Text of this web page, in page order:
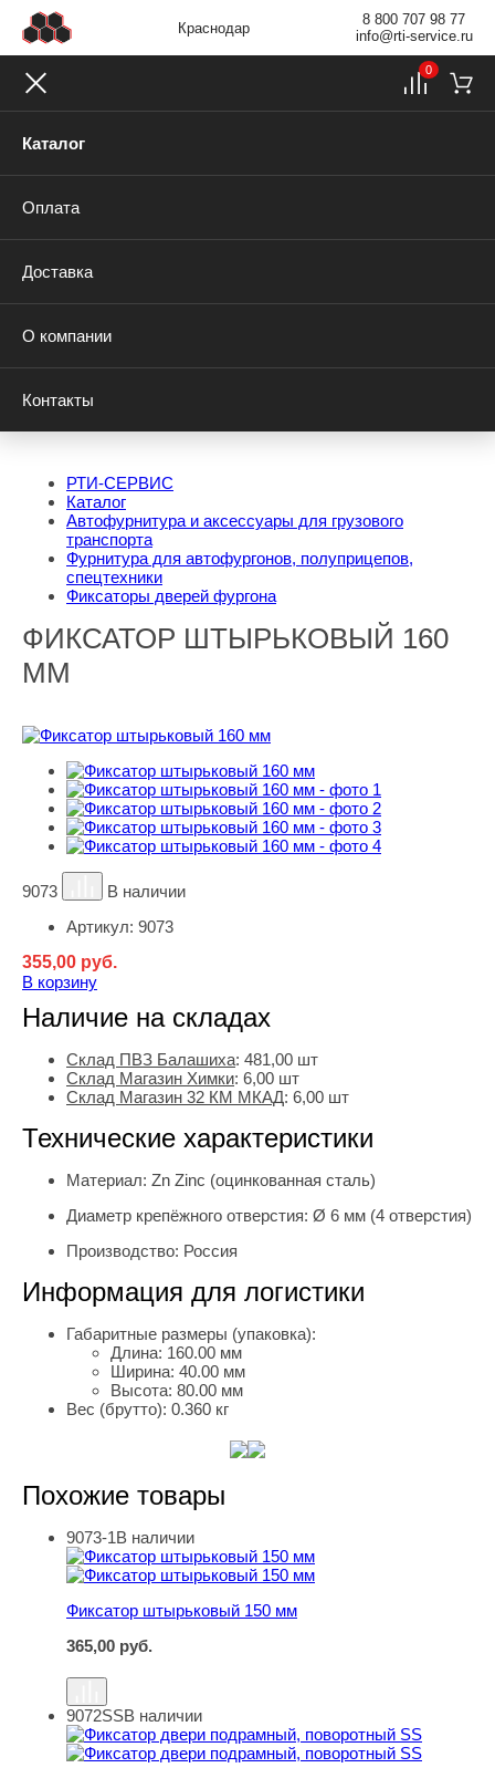
Краснодар
8 800 707 98 77
info@rti-service.ru
Каталог
Оплата
Доставка
О компании
Контакты
0
РТИ-СЕРВИС
Каталог
Автофурнитура и аксессуары для грузового
транспорта
Фурнитура для автофургонов, полуприцепов,
спецтехники
Фиксаторы дверей фургона
ФИКСАТОР ШТЫРЬКОВЫЙ 160
ММ
9073
В наличии
Артикул: 9073
355,00 руб.
В корзину
Наличие на складах
Склад ПВЗ Балашиха: 481,00 шт
Склад Магазин Химки: 6,00 шт
Склад Магазин 32 КМ МКАД: 6,00 шт
Технические характеристики
Материал: Zn Zinc (оцинкованная сталь)
Диаметр крепёжного отверстия: Ø 6 мм (4 отверстия)
Производство: Россия
Информация для логистики
Габаритные размеры (упаковка):
Длина: 160.00 мм
Ширина: 40.00 мм
Высота: 80.00 мм
Вес (брутто): 0.360 кг
Похожие товары
Фиксатор штырьковый 150 мм
9073-1В наличии
Фиксатор штырьковый 150 мм
365,00 руб.
Фиксатор двери подрамный, поворотный SS
9072SSВ наличии